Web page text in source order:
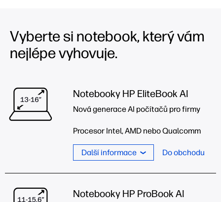
Vyberte si notebook, který vám
nejlépe vyhovuje.
Notebooky HP EliteBook AI
Nová generace AI počítačů pro firmy
Procesor Intel, AMD nebo Qualcomm
Další informace Do obchodu
Notebooky HP ProBook AI